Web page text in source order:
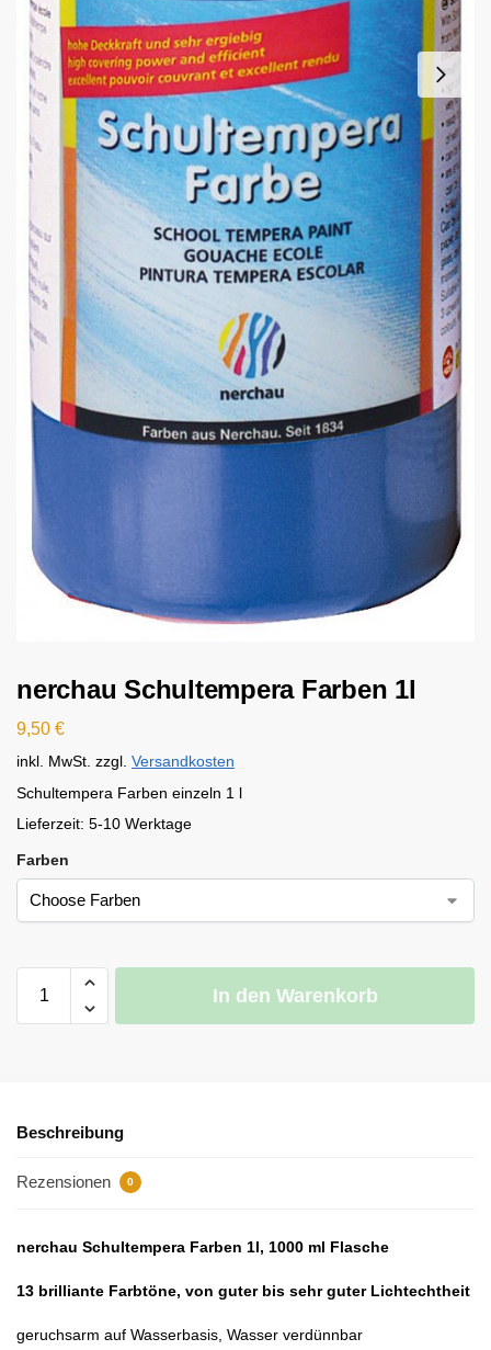
nerchau Schultempera Farben 1l
9,50 €
inkl. MwSt. zzgl. Versandkosten
Schultempera Farben einzeln 1 l
Lieferzeit: 5-10 Werktage
Farben
In den Warenkorb
Beschreibung
Rezensionen 0
nerchau Schultempera Farben 1l, 1000 ml Flasche
13 brilliante Farbtöne, von guter bis sehr guter Lichtechtheit
geruchsarm auf Wasserbasis, Wasser verdünnbar